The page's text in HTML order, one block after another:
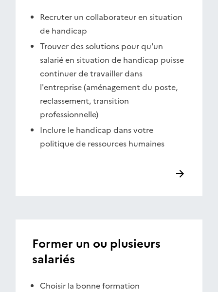
Recruter un collaborateur en situation
de handicap
Trouver des solutions pour qu'un
salarié en situation de handicap puisse
continuer de travailler dans
l'entreprise (aménagement du poste,
reclassement, transition
professionnelle)
Inclure le handicap dans votre
politique de ressources humaines
Former un ou plusieurs
salariés
Choisir la bonne formation